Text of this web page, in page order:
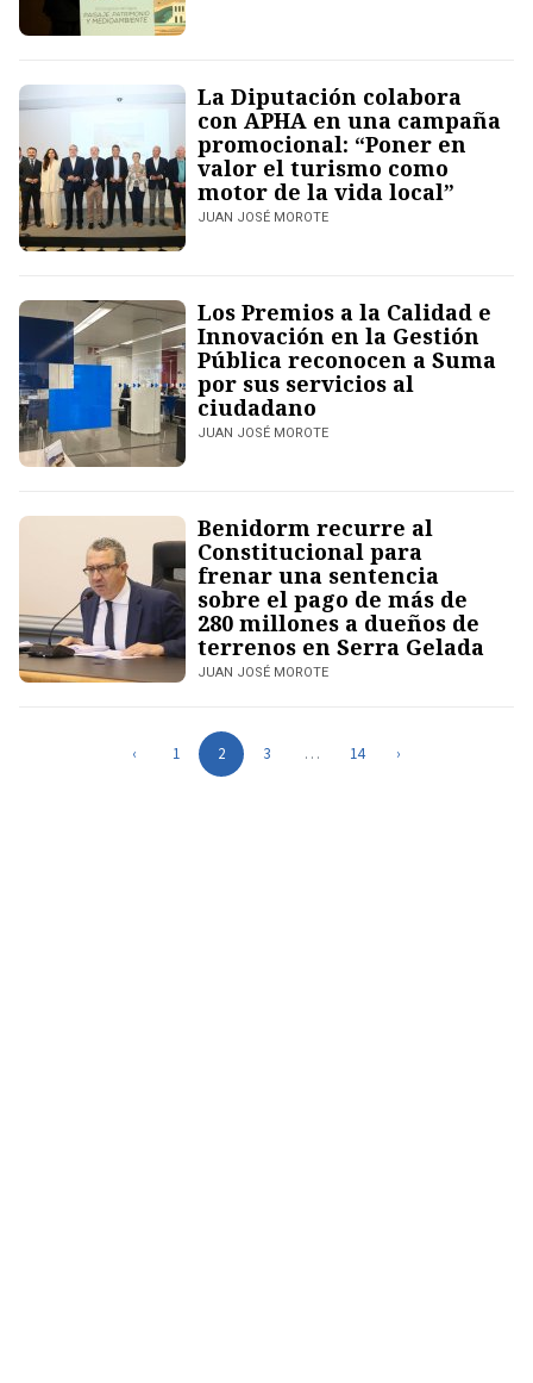
La Diputación colabora
con APHA en una campaña
promocional: “Poner en
valor el turismo como
motor de la vida local”
JUAN JOSÉ MOROTE
Los Premios a la Calidad e
Innovación en la Gestión
Pública reconocen a Suma
por sus servicios al
ciudadano
JUAN JOSÉ MOROTE
Benidorm recurre al
Constitucional para
frenar una sentencia
sobre el pago de más de
280 millones a dueños de
terrenos en Serra Gelada
JUAN JOSÉ MOROTE
‹ 1 2 3 … 14 ›